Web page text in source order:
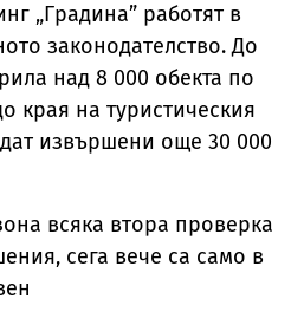
„Градина” работят в
законодателство. До
над 8 000 обекта по
края на туристическия
извършени още 30 000
всяка втора проверка
сега вече са само в